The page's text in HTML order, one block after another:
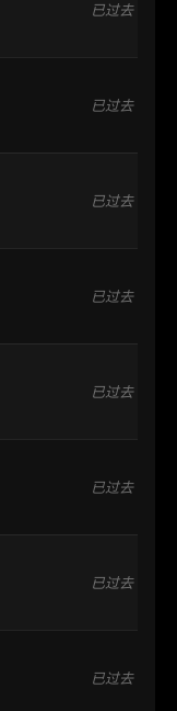
已过去
已过去
已过去
已过去
已过去
已过去
已过去
已过去